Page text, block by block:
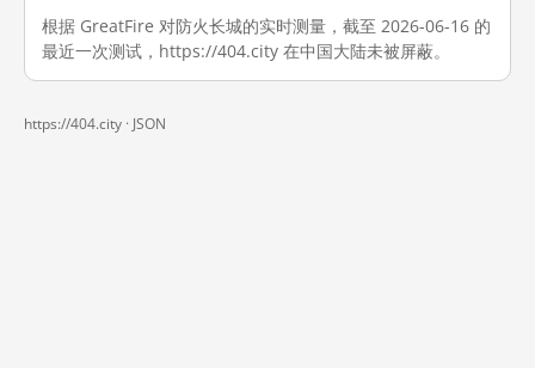
根据 GreatFire 对防火长城的实时测量，截至 2026-06-16 的
最近一次测试，https://404.city 在中国大陆未被屏蔽。
https://404.city · JSON